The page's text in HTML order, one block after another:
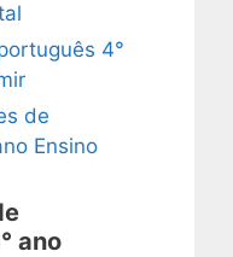
4°
de
Ensino
ano